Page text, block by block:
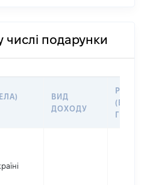
числі подарунки
ВИД
ДОХОДУ
ГРН